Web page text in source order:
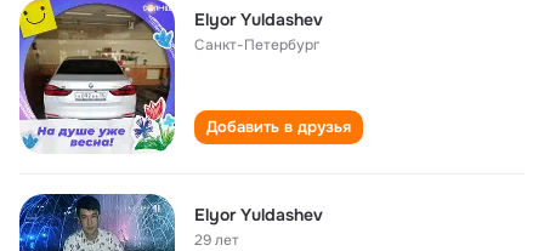
Elyor Yuldashev
Санкт-Петербург
Добавить в друзья
Elyor Yuldashev
29 лет